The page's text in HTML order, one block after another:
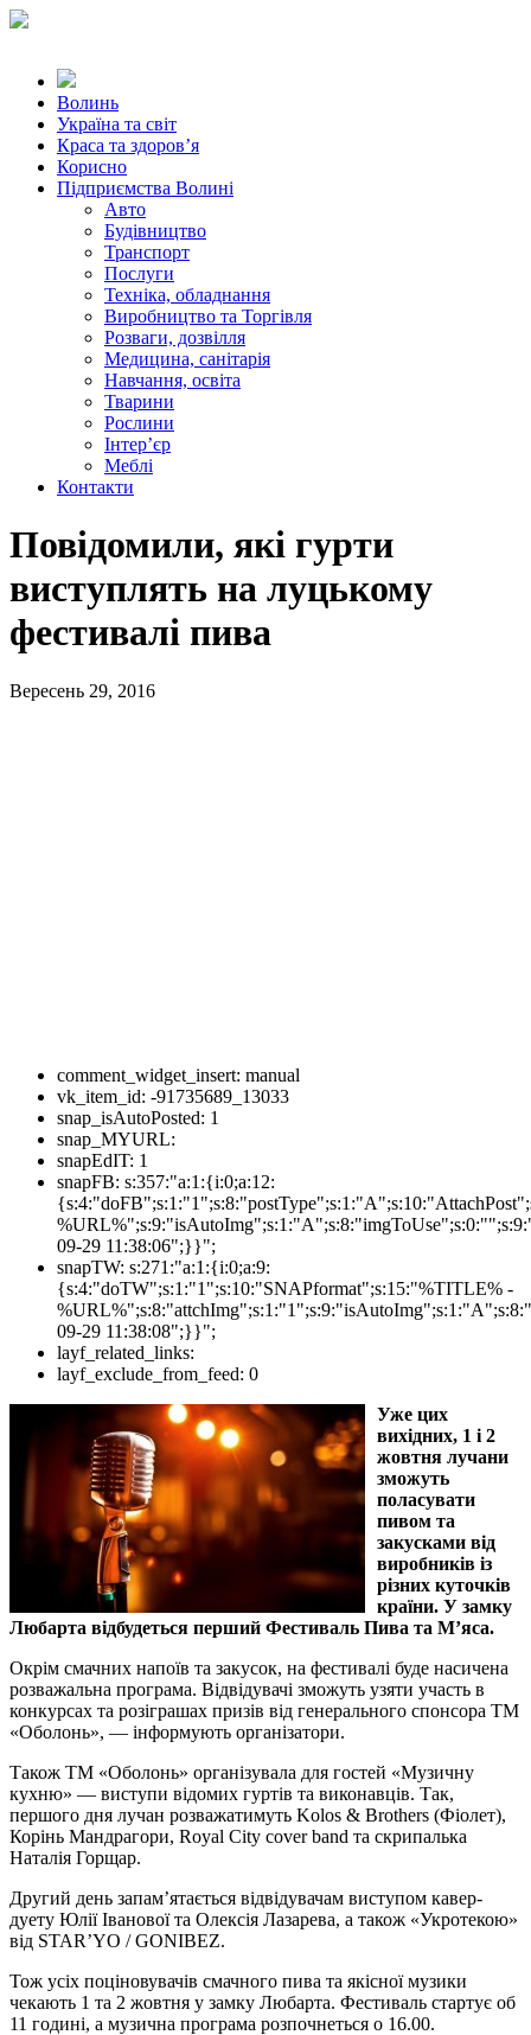
Волинь
Україна та світ
Краса та здоров’я
Корисно
Підприємства Волині
Авто
Будівництво
Транспорт
Послуги
Техніка, обладнання
Виробництво та Торгівля
Розваги, дозвілля
Медицина, санітарія
Навчання, освіта
Тварини
Рослини
Інтер’єр
Меблі
Контакти
Повідомили, які гурти
виступлять на луцькому
фестивалі пива
Вересень 29, 2016
comment_widget_insert: manual
vk_item_id: -91735689_13033
snap_isAutoPosted: 1
snap_MYURL:
snapEdIT: 1
snapFB: s:357:"a:1:{i:0;a:12:
09-29 11:38:06";}}";
snapTW: s:271:"a:1:{i:0;a:9:
{s:4:"doTW";s:1:"1";s:10:"SNAPformat";s:15:"%TITLE% -
09-29 11:38:08";}}";
layf_related_links:
layf_exclude_from_feed: 0
Уже цих
вихідних, 1 і 2
жовтня лучани
зможуть
поласувати
пивом та
закусками від
виробників із
різних куточків
країни. У замку
Любарта відбудеться перший Фестиваль Пива та М’яса.
Окрім смачних напоїв та закусок, на фестивалі буде насичена
розважальна програма. Відвідувачі зможуть узяти участь в
конкурсах та розіграшах призів від генерального спонсора ТМ
«Оболонь», — інформують організатори.
Також ТМ «Оболонь» організувала для гостей «Музичну
кухню» — виступи відомих гуртів та виконавців. Так,
першого дня лучан розважатимуть Kolos & Brothers (Фіолет),
Корінь Мандрагори, Royal City cover band та скрипалька
Наталія Горщар.
Другий день запам’ятається відвідувачам виступом кавер-
дуету Юлії Іванової та Олексія Лазарева, а також «Укротекою»
від STAR’YO / GONIBEZ.
Тож усіх поціновувачів смачного пива та якісної музики
чекають 1 та 2 жовтня у замку Любарта. Фестиваль стартує об
11 годині, а музична програма розпочнеться о 16.00.